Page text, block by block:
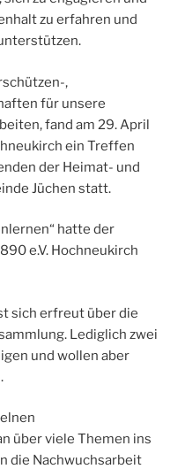
zu erfahren und
,
für unsere
fand am 29. April
ein Treffen
der Heimat- und
Jüchen statt.
hatte der
e.V. Hochneukirch
sich erfreut über die
Lediglich zwei
und wollen aber
über viele Themen ins
die Nachwuchsarbeit